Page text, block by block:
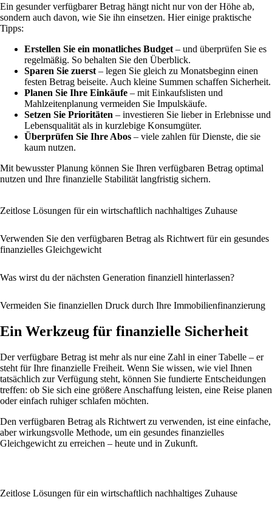
Ein gesunder verfügbarer Betrag hängt nicht nur von der Höhe ab,
sondern auch davon, wie Sie ihn einsetzen. Hier einige praktische
Tipps:
Erstellen Sie ein monatliches Budget – und überprüfen Sie es
regelmäßig. So behalten Sie den Überblick.
Sparen Sie zuerst – legen Sie gleich zu Monatsbeginn einen
festen Betrag beiseite. Auch kleine Summen schaffen Sicherheit.
Planen Sie Ihre Einkäufe – mit Einkaufslisten und
Mahlzeitenplanung vermeiden Sie Impulskäufe.
Setzen Sie Prioritäten – investieren Sie lieber in Erlebnisse und
Lebensqualität als in kurzlebige Konsumgüter.
Überprüfen Sie Ihre Abos – viele zahlen für Dienste, die sie
kaum nutzen.
Mit bewusster Planung können Sie Ihren verfügbaren Betrag optimal
nutzen und Ihre finanzielle Stabilität langfristig sichern.
Zeitlose Lösungen für ein wirtschaftlich nachhaltiges Zuhause
Verwenden Sie den verfügbaren Betrag als Richtwert für ein gesundes
finanzielles Gleichgewicht
Was wirst du der nächsten Generation finanziell hinterlassen?
Vermeiden Sie finanziellen Druck durch Ihre Immobilienfinanzierung
Ein Werkzeug für finanzielle Sicherheit
Der verfügbare Betrag ist mehr als nur eine Zahl in einer Tabelle – er
steht für Ihre finanzielle Freiheit. Wenn Sie wissen, wie viel Ihnen
tatsächlich zur Verfügung steht, können Sie fundierte Entscheidungen
treffen: ob Sie sich eine größere Anschaffung leisten, eine Reise planen
oder einfach ruhiger schlafen möchten.
Den verfügbaren Betrag als Richtwert zu verwenden, ist eine einfache,
aber wirkungsvolle Methode, um ein gesundes finanzielles
Gleichgewicht zu erreichen – heute und in Zukunft.
Zeitlose Lösungen für ein wirtschaftlich nachhaltiges Zuhause